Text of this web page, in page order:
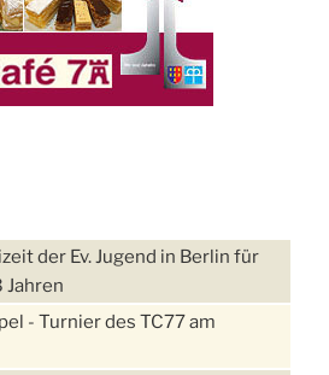
der Ev. Jugend in Berlin für
Jahren
- Turnier des TC77 am